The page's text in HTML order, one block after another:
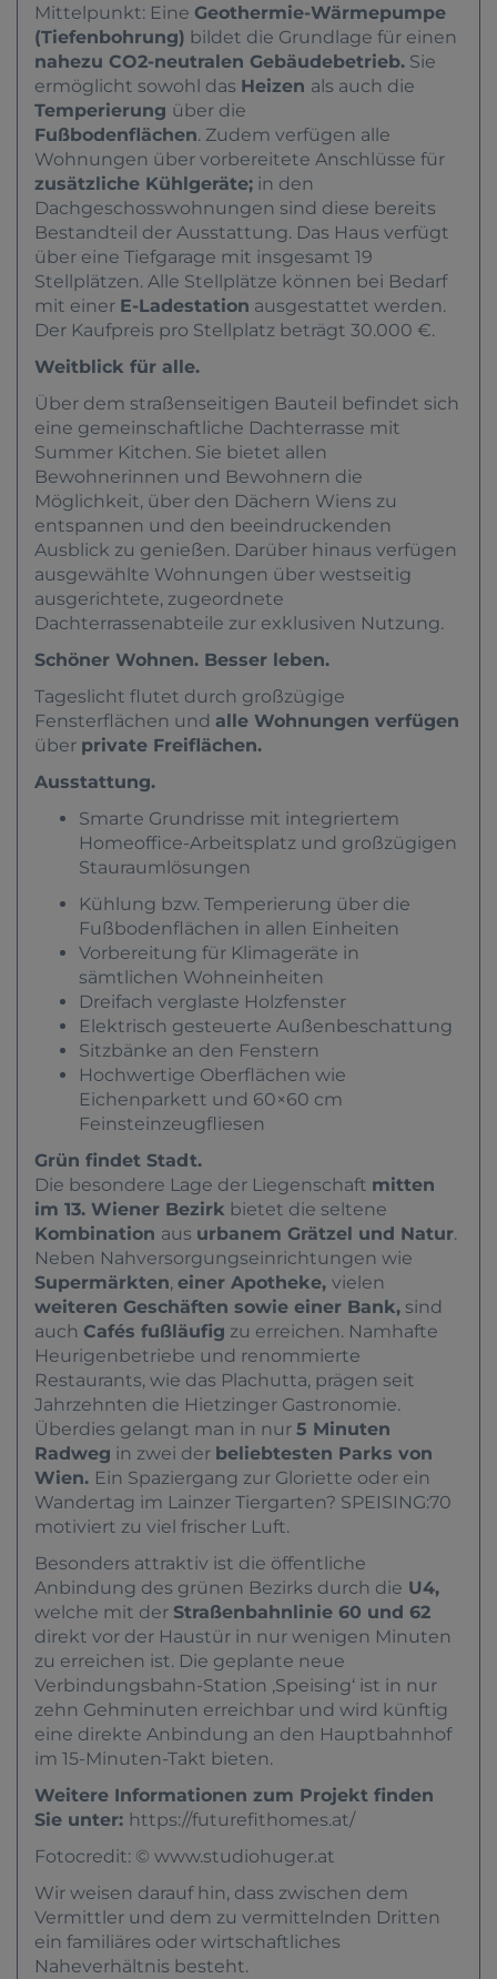
Mittelpunkt: Eine Geothermie-Wärmepumpe
(Tiefenbohrung) bildet die Grundlage für einen
nahezu CO2-neutralen Gebäudebetrieb. Sie
ermöglicht sowohl das Heizen als auch die
Temperierung über die
Fußbodenflächen. Zudem verfügen alle
Wohnungen über vorbereitete Anschlüsse für
zusätzliche Kühlgeräte; in den
Dachgeschosswohnungen sind diese bereits
Bestandteil der Ausstattung. Das Haus verfügt
über eine Tiefgarage mit insgesamt 19
Stellplätzen. Alle Stellplätze können bei Bedarf
mit einer E-Ladestation ausgestattet werden.
Der Kaufpreis pro Stellplatz beträgt 30.000 €.
Weitblick für alle.
Über dem straßenseitigen Bauteil befindet sich
eine gemeinschaftliche Dachterrasse mit
Summer Kitchen. Sie bietet allen
Bewohnerinnen und Bewohnern die
Möglichkeit, über den Dächern Wiens zu
entspannen und den beeindruckenden
Ausblick zu genießen. Darüber hinaus verfügen
ausgewählte Wohnungen über westseitig
ausgerichtete, zugeordnete
Dachterrassenabteile zur exklusiven Nutzung.
Schöner Wohnen. Besser leben.
Tageslicht flutet durch großzügige
Fensterflächen und alle Wohnungen verfügen
über private Freiflächen.
Ausstattung.
Smarte Grundrisse mit integriertem
Homeoffice-Arbeitsplatz und großzügigen
Stauraumlösungen
Kühlung bzw. Temperierung über die
Fußbodenflächen in allen Einheiten
Vorbereitung für Klimageräte in
sämtlichen Wohneinheiten
Dreifach verglaste Holzfenster
Elektrisch gesteuerte Außenbeschattung
Sitzbänke an den Fenstern
Hochwertige Oberflächen wie
Eichenparkett und 60×60 cm
Feinsteinzeugfliesen
Grün findet Stadt.
Die besondere Lage der Liegenschaft mitten
im 13. Wiener Bezirk bietet die seltene
Kombination aus urbanem Grätzel und Natur.
Neben Nahversorgungseinrichtungen wie
Supermärkten, einer Apotheke, vielen
weiteren Geschäften sowie einer Bank, sind
auch Cafés fußläufig zu erreichen. Namhafte
Heurigenbetriebe und renommierte
Restaurants, wie das Plachutta, prägen seit
Jahrzehnten die Hietzinger Gastronomie.
Überdies gelangt man in nur 5 Minuten
Radweg in zwei der beliebtesten Parks von
Wien. Ein Spaziergang zur Gloriette oder ein
Wandertag im Lainzer Tiergarten? SPEISING:70
motiviert zu viel frischer Luft.
Besonders attraktiv ist die öffentliche
Anbindung des grünen Bezirks durch die U4,
welche mit der Straßenbahnlinie 60 und 62
direkt vor der Haustür in nur wenigen Minuten
zu erreichen ist. Die geplante neue
Verbindungsbahn-Station ‚Speising‘ ist in nur
zehn Gehminuten erreichbar und wird künftig
eine direkte Anbindung an den Hauptbahnhof
im 15-Minuten-Takt bieten.
Weitere Informationen zum Projekt finden
Sie unter: https://futurefithomes.at/
Fotocredit: © www.studiohuger.at
Wir weisen darauf hin, dass zwischen dem
Vermittler und dem zu vermittelnden Dritten
ein familiäres oder wirtschaftliches
Naheverhältnis besteht.